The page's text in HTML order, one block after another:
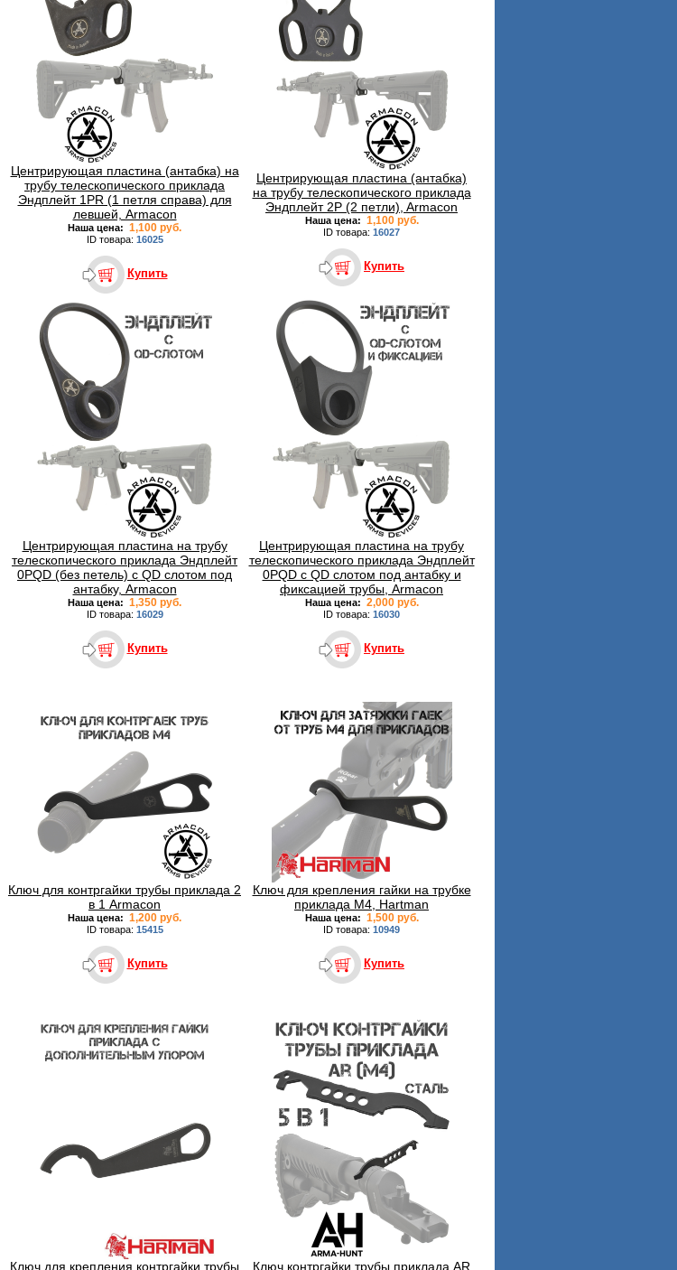
Центрирующая пластина (антабка) на
трубу телескопического приклада
Эндплейт 1PR (1 петля справа) для
левшей, Armacon
Наша цена: 1,100 руб.
ID товара: 16025
Купить
Центрирующая пластина (антабка)
на трубу телескопического приклада
Эндплейт 2P (2 петли), Armacon
Наша цена: 1,100 руб.
ID товара: 16027
Купить
Центрирующая пластина на трубу
телескопического приклада Эндплейт
0PQD (без петель) c QD слотом под
антабку, Armacon
Наша цена: 1,350 руб.
ID товара: 16029
Купить
Центрирующая пластина на трубу
телескопического приклада Эндплейт
0PQD c QD слотом под антабку и
фиксацией трубы, Armacon
Наша цена: 2,000 руб.
ID товара: 16030
Купить
Ключ для контргайки трубы приклада 2
в 1 Armacon
Наша цена: 1,200 руб.
ID товара: 15415
Купить
Ключ для крепления гайки на трубке
приклада М4, Hartman
Наша цена: 1,500 руб.
ID товара: 10949
Купить
Ключ для крепления контргайки трубы Ключ контргайки трубы приклада AR